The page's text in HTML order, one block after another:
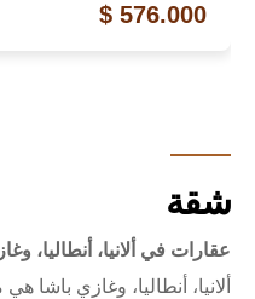
576.000 $
شقة
عقارات في ألانيا، أنطاليا،
ألانيا، أنطاليا، وغازي